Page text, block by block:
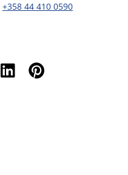
+358 44 410 0590
 